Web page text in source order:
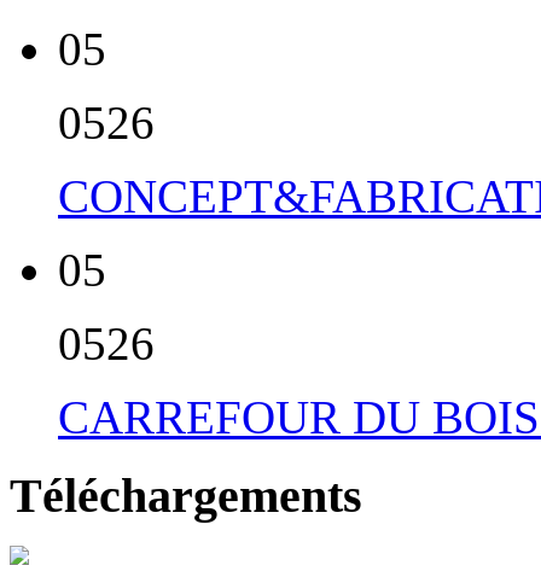
05
0526
05
0526
CARREFOUR DU
Téléchargements